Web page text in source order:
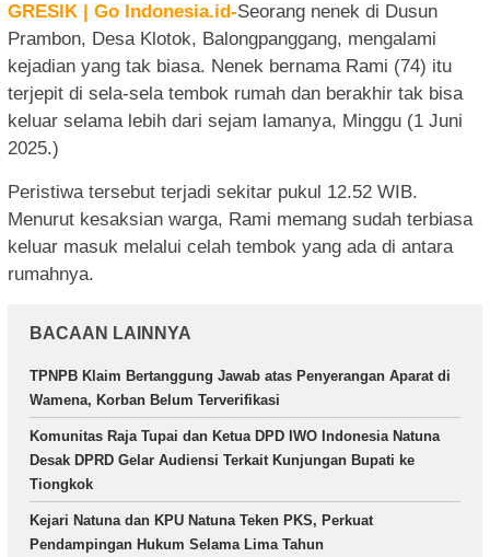
GRESIK | Go Indonesia.id-Seorang nenek di Dusun
Prambon, Desa Klotok, Balongpanggang, mengalami
kejadian yang tak biasa. Nenek bernama Rami (74) itu
terjepit di sela-sela tembok rumah dan berakhir tak bisa
keluar selama lebih dari sejam lamanya, Minggu (1 Juni
2025.)
Peristiwa tersebut terjadi sekitar pukul 12.52 WIB.
Menurut kesaksian warga, Rami memang sudah terbiasa
keluar masuk melalui celah tembok yang ada di antara
rumahnya.
BACAAN LAINNYA
TPNPB Klaim Bertanggung Jawab atas Penyerangan Aparat di
Wamena, Korban Belum Terverifikasi
Komunitas Raja Tupai dan Ketua DPD IWO Indonesia Natuna
Desak DPRD Gelar Audiensi Terkait Kunjungan Bupati ke
Tiongkok
Kejari Natuna dan KPU Natuna Teken PKS, Perkuat
Pendampingan Hukum Selama Lima Tahun